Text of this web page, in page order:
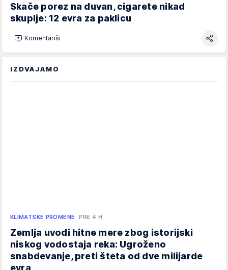
Skače porez na duvan, cigarete nikad
skuplje: 12 evra za paklicu
Komentariši
IZDVAJAMO
KLIMATSKE PROMENE PRE 4 H
Zemlja uvodi hitne mere zbog istorijski
niskog vodostaja reka: Ugroženo
snabdevanje, preti šteta od dve milijarde
evra